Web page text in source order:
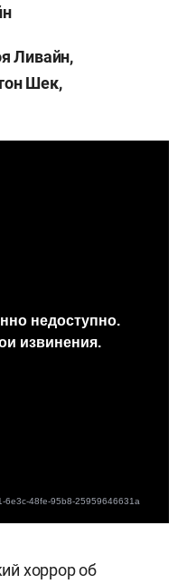
Ливайн,
Шек,
хоррор об